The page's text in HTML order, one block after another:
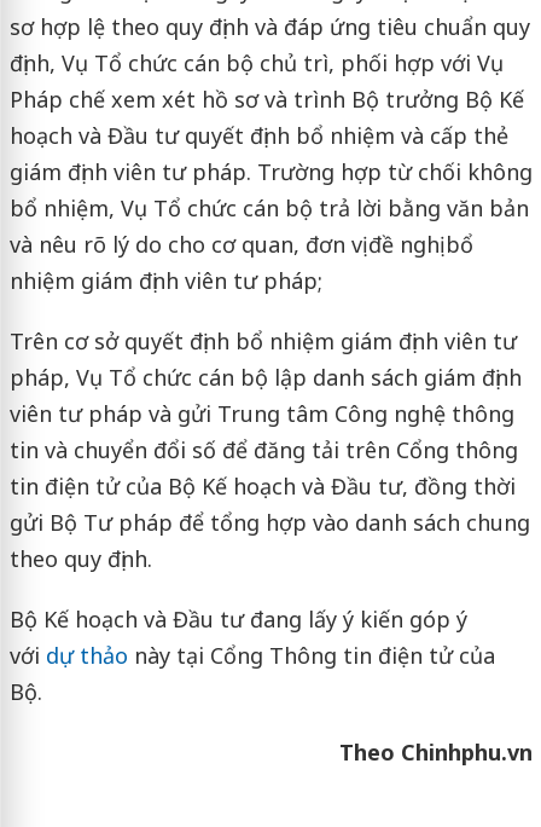
sơ hợp lệ theo quy định và đáp ứng tiêu chuẩn quy
định, Vụ Tổ chức cán bộ chủ trì, phối hợp với Vụ
Pháp chế xem xét hồ sơ và trình Bộ trưởng Bộ Kế
hoạch và Đầu tư quyết định bổ nhiệm và cấp thẻ
giám định viên tư pháp. Trường hợp từ chối không
bổ nhiệm, Vụ Tổ chức cán bộ trả lời bằng văn bản
và nêu rõ lý do cho cơ quan, đơn vị đề nghị bổ
nhiệm giám định viên tư pháp;
Trên cơ sở quyết định bổ nhiệm giám định viên tư
pháp, Vụ Tổ chức cán bộ lập danh sách giám định
viên tư pháp và gửi Trung tâm Công nghệ thông
tin và chuyển đổi số để đăng tải trên Cổng thông
tin điện tử của Bộ Kế hoạch và Đầu tư, đồng thời
gửi Bộ Tư pháp để tổng hợp vào danh sách chung
theo quy định.
Bộ Kế hoạch và Đầu tư đang lấy ý kiến góp ý
với dự thảo này tại Cổng Thông tin điện tử của
Bộ.
Theo Chinhphu.vn